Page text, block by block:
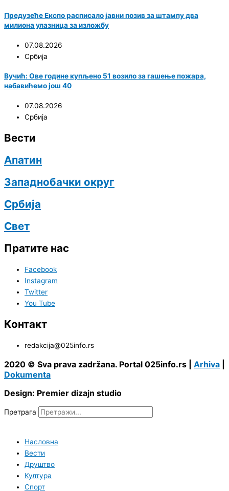
Предузеће Експо расписало јавни позив за штампу два
милиона улазница за изложбу
07.08.2026
Србија
Вучић: Ове године купљено 51 возило за гашење пожара,
набавићемо још 40
07.08.2026
Србија
Вести
Апатин
Западнобачки округ
Србија
Свет
Пратите нас
Facebook
Instagram
Twitter
You Tube
Контакт
redakcija@025info.rs
2020 © Sva prava zadržana. Portal 025info.rs | Arhiva
Dokumenta
Design: Premier dizajn studio
Претрага
Насловна
Вести
Друштво
Култура
Спорт